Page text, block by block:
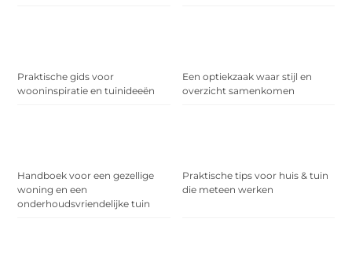
Praktische gids voor
wooninspiratie en tuinideeën
Een optiekzaak waar stijl en
overzicht samenkomen
Handboek voor een gezellige
woning en een
onderhoudsvriendelijke tuin
Praktische tips voor huis & tuin
die meteen werken